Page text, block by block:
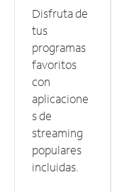
Disfruta de
tus
programas
favoritos
con
aplicacione
s de
streaming
populares
incluidas.